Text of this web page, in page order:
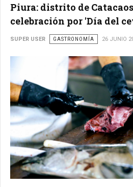
Piura: distrito de
celebración por 'Día del
SUPER USER GASTRONOMÍA 26 JUNIO